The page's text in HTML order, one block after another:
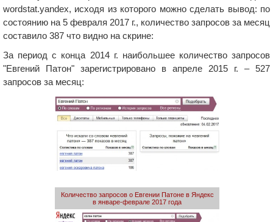
wordstat.yandex, исходя из которого можно сделать вывод: по
состоянию на 5 февраля 2017 г., количество запросов за месяц
составило 387 что видно на скрине:
За период с конца 2014 г. наибольшее количество запросов
"Евгений Патон" зарегистрировано в апреле 2015 г. – 527
запросов за месяц:
Количество запросов о Евгении Патоне в Яндекс
в январе-феврале 2017 года